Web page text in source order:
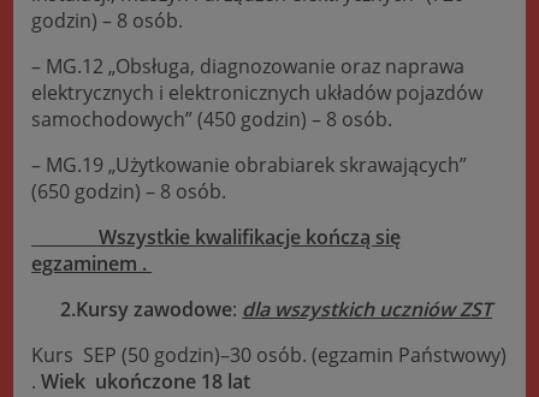
godzin) – 8 osób.
– MG.12 „Obsługa, diagnozowanie oraz naprawa
elektrycznych i elektronicznych układów pojazdów
samochodowych” (450 godzin) – 8 osób.
– MG.19 „Użytkowanie obrabiarek skrawających”
(650 godzin) – 8 osób.
Wszystkie kwalifikacje kończą się
egzaminem .
2.Kursy zawodowe: dla wszystkich uczniów ZST
Kurs SEP (50 godzin)–30 osób. (egzamin Państwowy)
.Wiek ukończone 18 lat